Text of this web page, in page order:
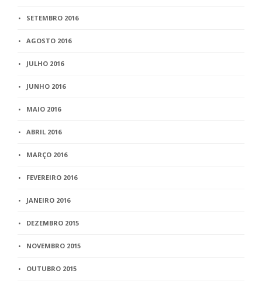
SETEMBRO 2016
AGOSTO 2016
JULHO 2016
JUNHO 2016
MAIO 2016
ABRIL 2016
MARÇO 2016
FEVEREIRO 2016
JANEIRO 2016
DEZEMBRO 2015
NOVEMBRO 2015
OUTUBRO 2015